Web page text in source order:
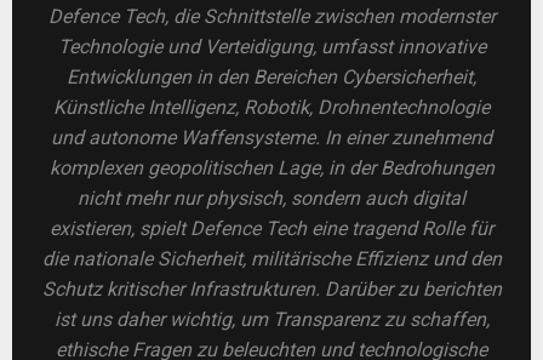
Defence Tech, die Schnittstelle zwischen modernster
Technologie und Verteidigung, umfasst innovative
Entwicklungen in den Bereichen Cybersicherheit,
Künstliche Intelligenz, Robotik, Drohnentechnologie
und autonome Waffensysteme. In einer zunehmend
komplexen geopolitischen Lage, in der Bedrohungen
nicht mehr nur physisch, sondern auch digital
existieren, spielt Defence Tech eine tragend Rolle für
die nationale Sicherheit, militärische Effizienz und den
Schutz kritischer Infrastrukturen. Darüber zu berichten
ist uns daher wichtig, um Transparenz zu schaffen,
ethische Fragen zu beleuchten und technologische